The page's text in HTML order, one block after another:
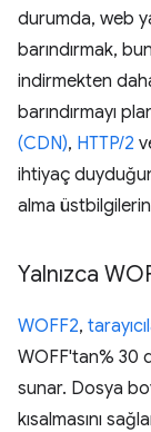
durumda, web
barındırmak,
indirmekten
barındırmayı
(CDN), HTTP/2
ihtiyaç
alma
Yalnızca
WOFF2,
WOFF'tan% 30
sunar. Dosya
kısalmasını